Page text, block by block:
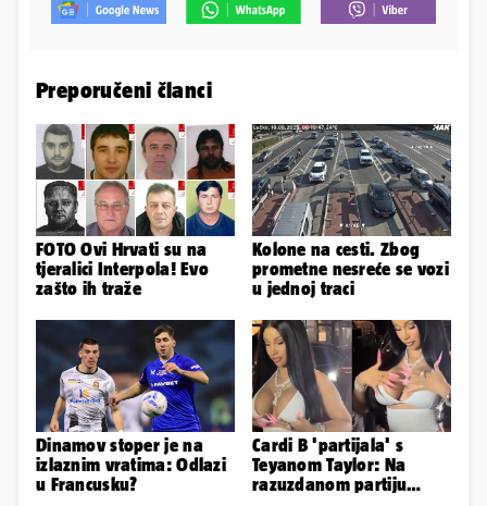
Preporučeni članci
FOTO Ovi Hrvati su na
tjeralici Interpola! Evo
zašto ih traže
Kolone na cesti. Zbog
prometne nesreće se vozi
u jednoj traci
Dinamov stoper je na
izlaznim vratima: Odlazi
u Francusku?
Cardi B 'partijala' s
Teyanom Taylor: Na
razuzdanom partiju